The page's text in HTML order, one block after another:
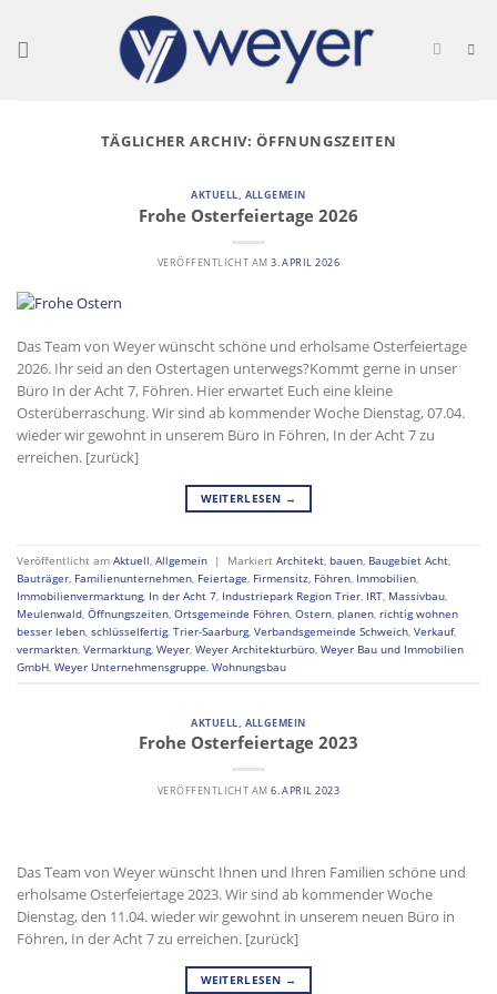
content
TÄGLICHER ARCHIV:ÖFFNUNGSZEITEN
AKTUELL, ALLGEMEIN
Frohe Osterfeiertage 2026
VERÖFFENTLICHT AM3. APRIL 2026
Das Team von Weyer wünscht schöne und erholsame Osterfeiertage
2026. Ihr seid an den Ostertagen unterwegs?Kommt gerne in unser
Büro In der Acht 7, Föhren. Hier erwartet Euch eine kleine
Osterüberraschung. Wir sind ab kommender Woche Dienstag, 07.04.
wieder wir gewohnt in unserem Büro in Föhren, In der Acht 7 zu
erreichen. [zurück]
WEITERLESEN →
Veröffentlicht am Aktuell Allgemein | Markiert Architekt bauen Baugebiet Acht
Bauträger Familienunternehmen Feiertage Firmensitz Föhren Immobilien
Immobilienvermarktung, In der Acht 7 Industriepark Region Trier IRT Massivbau
Meulenwald Öffnungszeiten Ortsgemeinde Föhren Ostern planen richtig wohnen
besser leben schlüsselfertig, Trier-Saarburg, Verbandsgemeinde Schweich Verkauf,
vermarkten Vermarktung, Weyer Weyer Architekturbüro Weyer Bau und Immobilien
GmbH Weyer Unternehmensgruppe Wohnungsbau
AKTUELL, ALLGEMEIN
Frohe Osterfeiertage 2023
VERÖFFENTLICHT AM6. APRIL 2023
Das Team von Weyer wünscht Ihnen und Ihren Familien schöne und
erholsame Osterfeiertage 2023. Wir sind ab kommender Woche
Dienstag, den 11.04. wieder wir gewohnt in unserem neuen Büro in
Föhren, In der Acht 7 zu erreichen. [zurück]
WEITERLESEN →